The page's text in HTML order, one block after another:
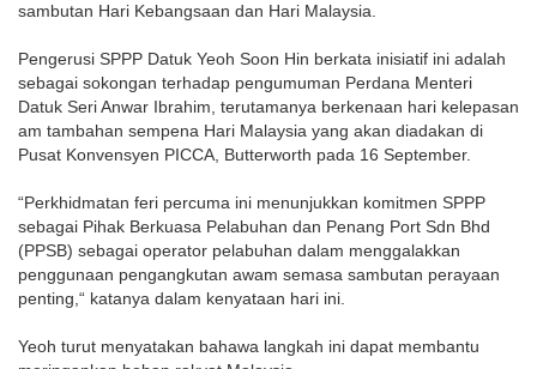
sambutan Hari Kebangsaan dan Hari Malaysia.
Pengerusi SPPP Datuk Yeoh Soon Hin berkata inisiatif ini adalah
sebagai sokongan terhadap pengumuman Perdana Menteri
Datuk Seri Anwar Ibrahim, terutamanya berkenaan hari kelepasan
am tambahan sempena Hari Malaysia yang akan diadakan di
Pusat Konvensyen PICCA, Butterworth pada 16 September.
“Perkhidmatan feri percuma ini menunjukkan komitmen SPPP
sebagai Pihak Berkuasa Pelabuhan dan Penang Port Sdn Bhd
(PPSB) sebagai operator pelabuhan dalam menggalakkan
penggunaan pengangkutan awam semasa sambutan perayaan
penting,“ katanya dalam kenyataan hari ini.
Yeoh turut menyatakan bahawa langkah ini dapat membantu